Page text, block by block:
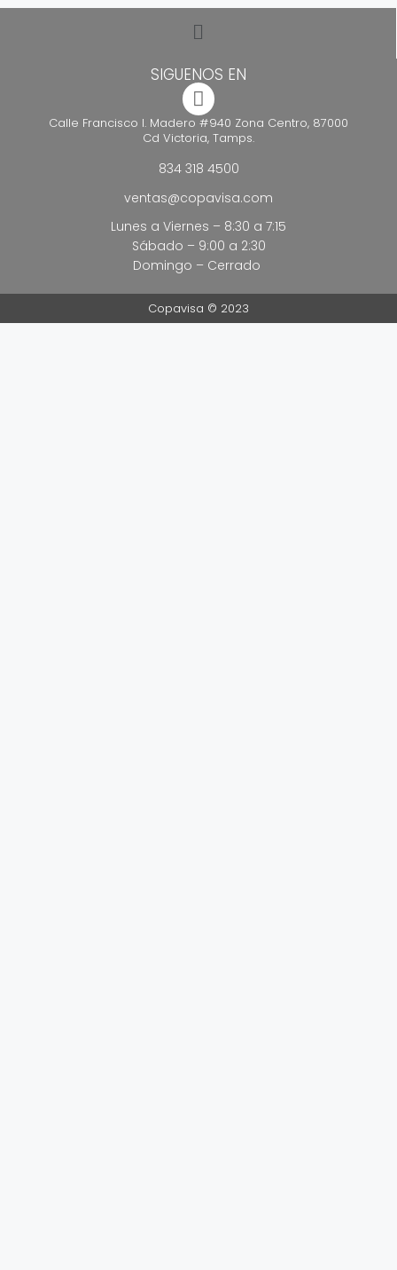
SIGUENOS EN
Calle Francisco I. Madero #940 Zona Centro, 87000
Cd Victoria, Tamps.
834 318 4500
ventas@copavisa.com
Lunes a Viernes – 8:30 a 7:15
Sábado – 9:00 a 2:30
Domingo – Cerrado
Copavisa © 2023